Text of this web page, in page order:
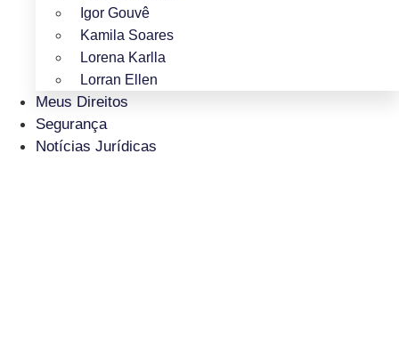
Igor Gouvê
Kamila Soares
Lorena Karlla
Lorran Ellen
Meus Direitos
Segurança
Notícias Jurídicas